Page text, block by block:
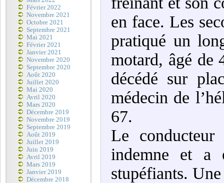
Février 2022
Novembre 2021
Octobre 2021
Septembre 2021
Mai 2021
Février 2021
Janvier 2021
Novembre 2020
Septembre 2020
Août 2020
Juillet 2020
Mai 2020
Avril 2020
Mars 2020
Décembre 2019
Novembre 2019
Septembre 2019
Août 2019
Juillet 2019
Juin 2019
Avril 2019
Mars 2019
Janvier 2019
Décembre 2018
en face. Les
pratiqué un
motard, âgé de
décédé sur
médecin de
67.
Le
indemne et a
stupéfiants.